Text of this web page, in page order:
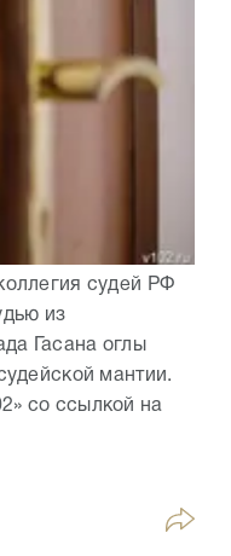
судей РФ
из
Гасана оглы
мантии.
со ссылкой на